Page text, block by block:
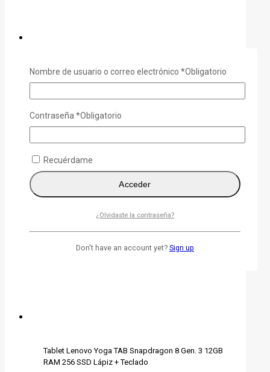
Nombre de usuario o correo electrónico *Obligatorio
Contraseña*Obligatorio
Recuérdame
Acceder
¿Olvidaste la contraseña?
Don't have an account yet? Sign up
Laptop HP Victus Gamer 15.6' Ryzen 7 512 SSD 16GB
RTX 4050 6GB
0out of 5
$1.189,99
Tablet Lenovo Yoga TAB Snapdragon 8 Gen. 3 12GB
RAM 256 SSD Lápiz + Teclado